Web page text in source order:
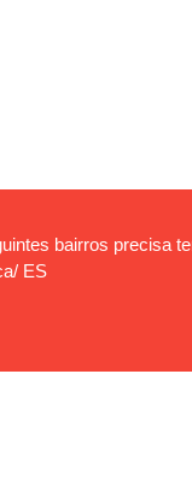
bairros precisa
ES